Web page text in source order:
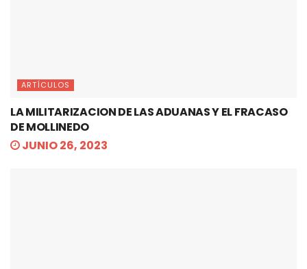
ARTÍCULOS
LA MILITARIZACION DE LAS ADUANAS Y EL FRACASO
DE MOLLINEDO
JUNIO 26, 2023